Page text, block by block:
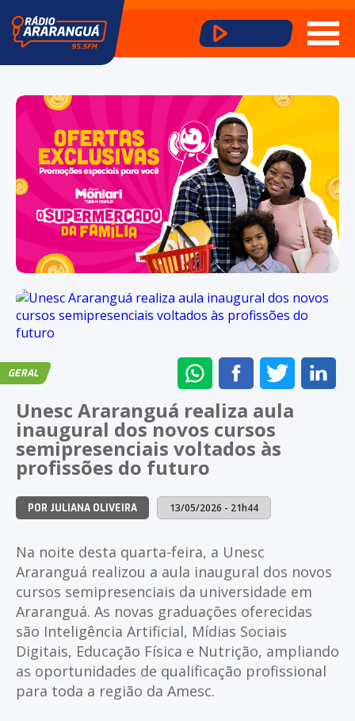
GERAL
ENVIAR
NO
WHATSAPP
COMPARTILHAR
NO
FACEBOOK
NO
Unesc Araranguá realiza aula
inaugural dos novos cursos
semipresenciais voltados às
profissões do futuro
POR JULIANA OLIVEIRA 13/05/2026 - 21h44
Na noite desta quarta-feira, a Unesc
Araranguá realizou a aula inaugural dos novos
cursos semipresenciais da universidade em
Araranguá. As novas graduações oferecidas
são Inteligência Artificial, Mídias Sociais
Digitais, Educação Física e Nutrição, ampliando
as oportunidades de qualificação profissional
para toda a região da Amesc.